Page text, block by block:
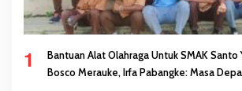
1
Bantuan Alat Olahraga Untuk SMAK Santo
Bosco Merauke, Irfa Pabangke: Masa